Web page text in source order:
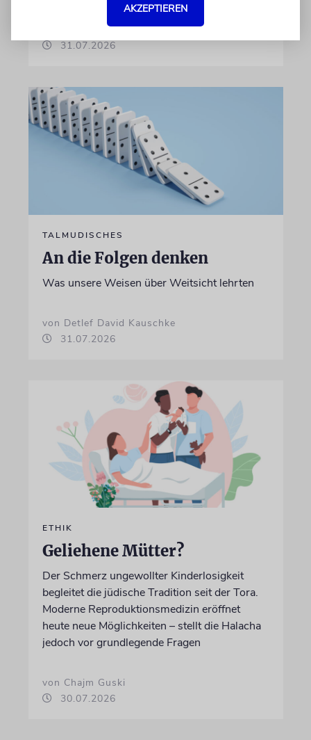
von Yonatan Amrani
31.07.2026
TALMUDISCHES
An die Folgen denken
Was unsere Weisen über Weitsicht lehrten
von Detlef David Kauschke
31.07.2026
ETHIK
Geliehene Mütter?
Der Schmerz ungewollter Kinderlosigkeit
begleitet die jüdische Tradition seit der Tora.
Moderne Reproduktionsmedizin eröffnet
heute neue Möglichkeiten – stellt die Halacha
jedoch vor grundlegende Fragen
von Chajm Guski
30.07.2026
AKZEPTIEREN